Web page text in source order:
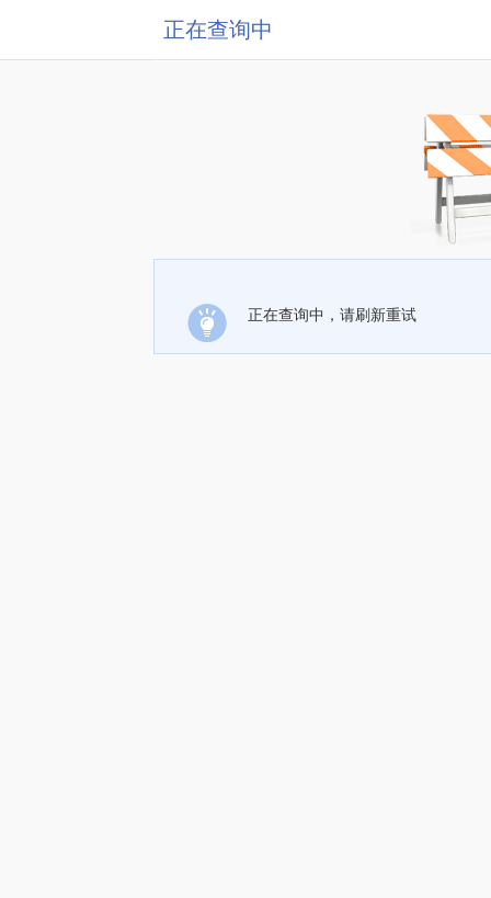
正在查询中
正在查询中，请刷新重试